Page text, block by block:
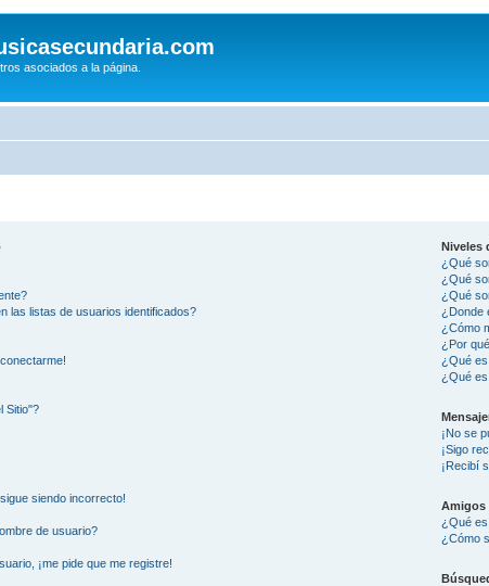
asociados a la página.
las listas de usuarios identificados?
Sitio"?
siendo incorrecto!
de usuario?
¡me pide que me registre!
Niveles
¿Qué
¿Qué
¿Qué
¿Donde
¿Cómo
¿Por
¿Qué
¿Qué
¡No se
¡Sigo
¡Recibí
Amigos
¿Qué
¿Cómo